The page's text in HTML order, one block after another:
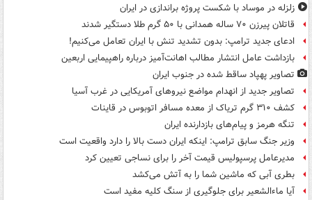
زلزله در موساد با شکست پروژه براندازی در ایران
قاتلان پیرزن ۷۰ ساله همدانی با ۵۰ گرم طلا دستگیر شدند
ادعای جدید ترامپ: بدون تشدید تنش با ایران تعامل می‌کنیم!
بازداشت عامل انتشار مطالب اهانت‌آمیز درباره راهپیمایی اربعین
تصاویر پهپاد ساقط شده در جنوب ایران
تصاویر جدید از انهدام مواضع نیروهای آمریکایی در غرب آسیا
کشف ۳۱۰ گرم تریاک از معده مسافر اتوبوس در قاینات
تنگه هرمز و پیام‌های بازدارنده ایران
وزیر جنگ سابق ترامپ: اینکه ایران دست بالا را دارد واقعیت است
مدیرعامل پرسپولیس قیمت آخر را برای نساجی تعیین کرد
بطری آبی که ماشین شما را به آتش می‌کشد
آیا ماءالشعیر برای جلوگیری از سنگ کلیه مفید است